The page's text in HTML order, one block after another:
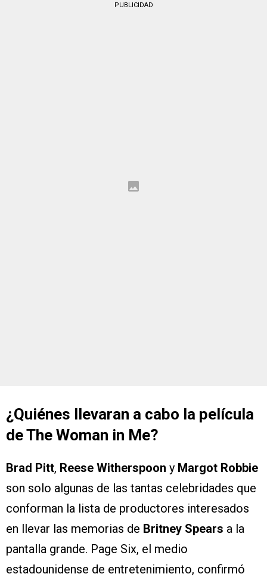
PUBLICIDAD
¿Quiénes llevaran a cabo la película
de The Woman in Me?
Brad Pitt, Reese Witherspoon y Margot Robbie
son solo algunas de las tantas celebridades que
conforman la lista de productores interesados
en llevar las memorias de Britney Spears a la
pantalla grande. Page Six, el medio
estadounidense de entretenimiento, confirmó